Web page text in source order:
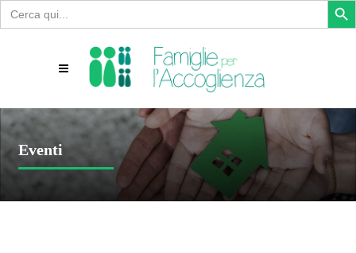
Search
for:
Eventi